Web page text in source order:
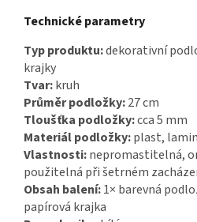
Technické parametry
Typ produktu:dekorativní
krajky
Tvar:kruh
Průměr podložky:27 cm
Tloušťka podložky:cca 5 mm
Materiál podložky:plast,
Vlastnosti:nepromastitelná,
použitelná při šetrném
Obsah balení:1× barevná
papírová krajka